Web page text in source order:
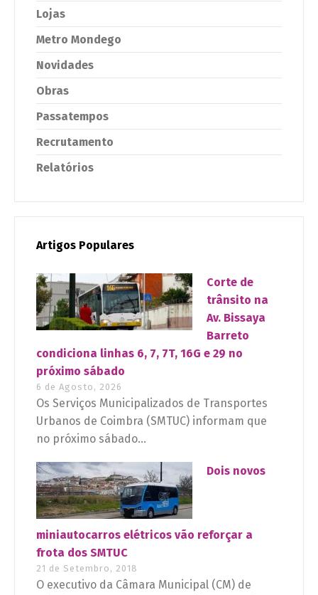
Lojas
Metro Mondego
Novidades
Obras
Passatempos
Recrutamento
Relatórios
Artigos Populares
Corte de
trânsito na
Av. Bissaya
Barreto
condiciona linhas 6, 7, 7T, 16G e 29 no
próximo sábado
6 de Agosto, 2026
Os Serviços Municipalizados de Transportes
Urbanos de Coimbra (SMTUC) informam que
no próximo sábado...
Dois novos
miniautocarros elétricos vão reforçar a
frota dos SMTUC
21 de Setembro, 2018
O executivo da Câmara Municipal (CM) de